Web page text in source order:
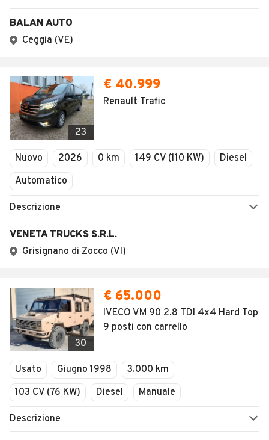
BALAN AUTO
Ceggia (VE)
23
€ 40.999
Renault Trafic
Nuovo 2026 0 km 149 CV (110 KW)
Diesel
Automatico
Descrizione
VENETA TRUCKS S.R.L.
Grisignano di Zocco (VI)
30
€ 65.000
IVECO VM 90 2.8 TDI 4x4 Hard Top
9 posti con carrello
Usato Giugno 1998
3.000 km
103 CV (76 KW)
Diesel Manuale
Descrizione